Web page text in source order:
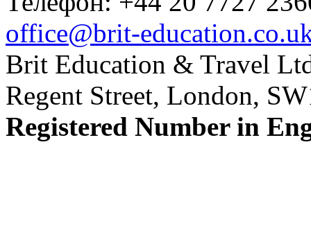
office@brit-
Brit Education & Travel
Regent Street, London,
Registered Number in